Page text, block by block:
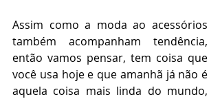
Assim como a moda ao acessórios
também acompanham tendência,
então vamos pensar, tem coisa que
você usa hoje e que amanhã já não é
aquela coisa mais linda do mundo,